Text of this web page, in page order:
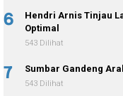
6
Hendri Arnis Tinjau
Optimal
543 Dilihat
7 Sumbar Gandeng
543 Dilihat